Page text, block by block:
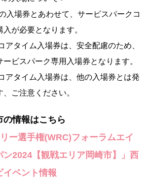
入場券とあわせて、サービスパークコ
が必要となります。
タイム入場券は、安全配慮のため、
ビスパーク専用入場券となります。
アタイム入場券は、他の入場券とは発
ご注意ください。
情報はこちら
ー選手権(WRC)フォーラムエイ
ン2024【観戦エリア岡崎市】」西
イベント情報